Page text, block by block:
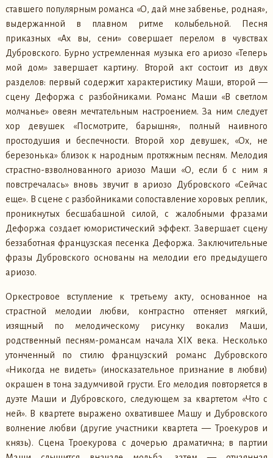
ставшего популярным романса «О, дай мне забвенье, родная»,
выдержанной в плавном ритме колыбельной. Песня
приказных «Ах вы, сени» совершает перелом в чувствах
Дубровского. Бурно устремленная музыка его ариозо «Теперь
мой дом» завершает картину. Второй акт состоит из двух
разделов: первый содержит характеристику Маши, второй —
сцену Дефоржа с разбойниками. Романс Маши «В светлом
молчанье» овеян мечтательным настроением. За ним следует
хор девушек «Посмотрите, барышня», полный наивного
простодушия и беспечности. Второй хор девушек, «Ох, не
березонька» близок к народным протяжным песням. Мелодия
страстно-взволнованного ариозо Маши «О, если б с ним я
повстречалась» вновь звучит в ариозо Дубровского «Сейчас
еще». В сцене с разбойниками сопоставление хоровых реплик,
проникнутых бесшабашной силой, с жалобными фразами
Дефоржа создает юмористический эффект. Завершает сцену
беззаботная французская песенка Дефоржа. Заключительные
фразы Дубровского основаны на мелодии его предыдущего
ариозо.
Оркестровое вступление к третьему акту, основанное на
страстной мелодии любви, контрастно оттеняет мягкий,
изящный по мелодическому рисунку вокализ Маши,
родственный песням-романсам начала XIX века. Несколько
утонченный по стилю французский романс Дубровского
«Никогда не видеть» (иносказательное признание в любви)
окрашен в тона задумчивой грусти. Его мелодия повторяется в
дуэте Маши и Дубровского, следующем за квартетом «Что с
ней». В квартете выражено охватившее Машу и Дубровского
волнение любви (другие участники квартета — Троекуров и
князь). Сцена Троекурова с дочерью драматична; в партии